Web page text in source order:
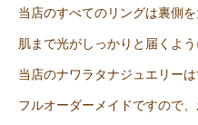
当店のすべてのリングは裏側を
肌まで光がしっかりと届くよう
当店のナワラタナジュエリーは
フルオーダーメイドですので、